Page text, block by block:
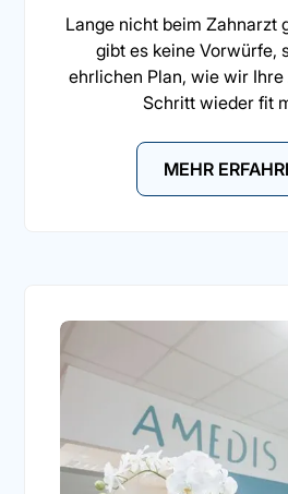
Lange nicht beim Zahnarzt
gibt es keine Vorwürfe,
ehrlichen Plan, wie wir
Schritt wieder fit
MEHR